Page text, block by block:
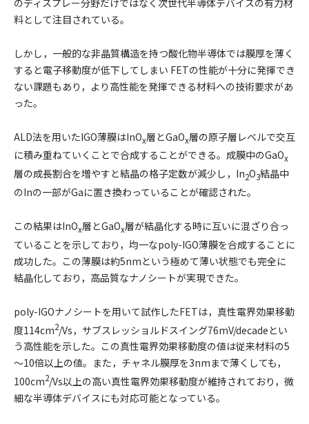
料として注目されている。
しかし，一般的な非晶質構造を持つ酸化物半導体では膜厚を薄く
すると電子移動度が低下してしまい FETの性能が十分に発揮でき
ない課題もあり，より高性能を発揮できる材料への技術要求があ
った。
ALD法を用いたIGO薄膜はInOx層とGaOx層の原子層レベルで交互
に積み重ねていくことで合成することができる。成膜中のGaOx
層の成長割合を増やすと結晶の格子定数が減少し，In2O3結晶中
のInの一部がGaに置き換わっていることが確認された。
この結果はInOx層とGaOx層が結晶化する時に互いに混ざり合っ
ていることを示しており，均一なpoly-IGO薄膜を合成することに
成功した。この薄膜は約5nmという極めて薄い状態でも完全に
結晶化しており，高品質なナノシートが実現できた。
poly-IGOナノシートを用いて試作したFETは，真性電界効果移動
度114cm2/Vs，サブスレッショルドスイング76mV/decadeとい
う高性能を示した。この真性電界効果移動度の値は従来材料の5
～10倍以上の値。また，チャネル膜厚を3nmまで薄くしても，
100cm2/Vs以上の高い真性電界効果移動度が維持されており，微
細な半導体デバイスにも対応可能となっている。